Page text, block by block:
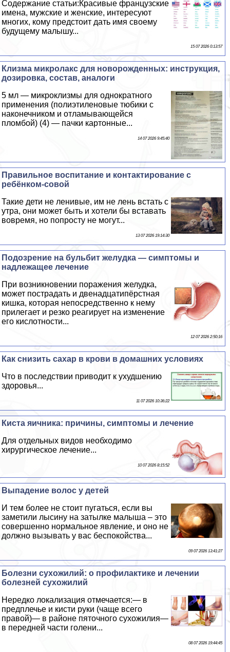
Содержание статьи:Красивые французские
имена, мужские и женские, интересуют
многих, кому предстоит дать имя своему
будущему малышу...
15 07 2026 0:13:57
Клизма микролакс для новорожденных: инструкция,
дозировка, состав, аналоги
5 мл — микроклизмы для однократного
применения (полиэтиленовые тюбики с
наконечником и отламывающейся
пломбой) (4) — пачки картонные...
14 07 2026 9:45:40
Правильное воспитание и контактирование с
ребёнком-совой
Такие дети не ленивые, им не лень встать с
утра, они может быть и хотели бы вставать
вовремя, но попросту не могут...
13 07 2026 19:14:30
Подозрение на бульбит желудка — симптомы и
надлежащее лечение
При возникновении поражения желудка,
может пострадать и двенадцатипёрстная
кишка, которая непосредственно к нему
прилегает и резко реагирует на изменение
его кислотности...
12 07 2026 2:50:16
Как снизить сахар в крови в домашних условиях
Что в последствии приводит к ухудшению
здоровья...
11 07 2026 10:36:22
Киста яичника: причины, симптомы и лечение
Для отдельных видов необходимо
хирургическое лечение...
10 07 2026 8:15:52
Выпадение волос у детей
И тем более не стоит пугаться, если вы
заметили лысину на затылке малыша – это
совершенно нормальное явление, и оно не
должно вызывать у вас беспокойства...
09 07 2026 13:41:27
Болезни сухожилий: о профилактике и лечении
болезней сухожилий
Нередко локализация отмечается:— в
предплечье и кисти руки (чаще всего
правой)— в районе пяточного сухожилия—
в передней части голени...
08 07 2026 19:44:45